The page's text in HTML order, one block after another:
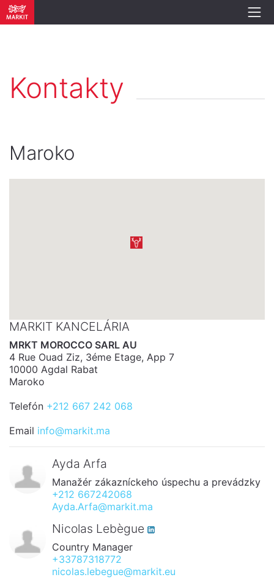
Kontakty
Maroko
MARKIT KANCELÁRIA
MRKT MOROCCO SARL AU
4 Rue Ouad Ziz, 3éme Etage, App 7
10000 Agdal Rabat
Maroko
Telefón +212 667 242 068
Email info@markit.ma
Ayda Arfa
Manažér zákazníckeho úspechu a prevádzky
+212 667242068
Ayda.Arfa@markit.ma
Nicolas Lebègue
Country Manager
+33787318772
nicolas.lebegue@markit.eu